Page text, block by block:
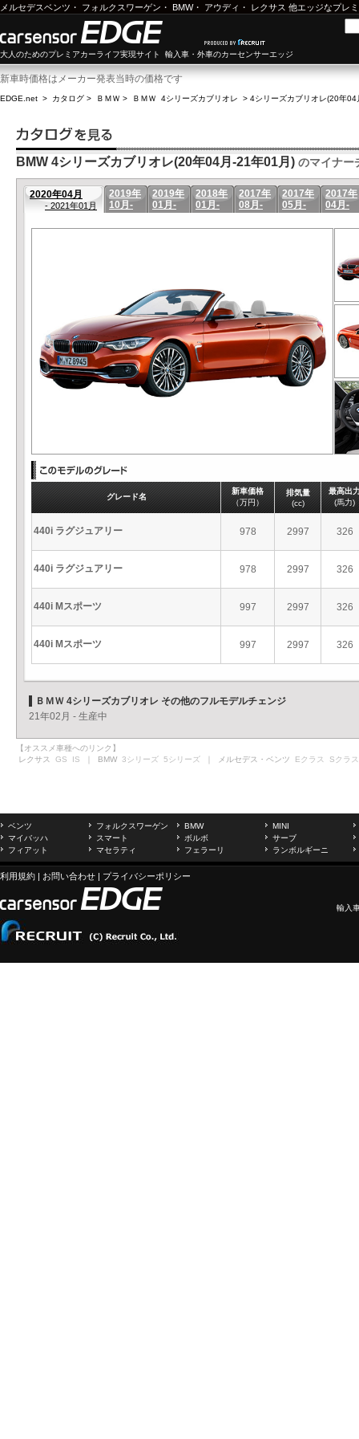
メルセデスベンツ ・ フォルクスワーゲン ・ BMW・ アウディ ・ レクサス 他エッジなプレ
大人のためのプレミアカーライフ実現サイト 輸入車・外車のカーセンサーエッジ
新車時価格はメーカー発表当時の価格です
EDGE.net > カタログ > ＢＭＷ > ＢＭＷ 4シリーズカブリオレ > 4シリーズカブリオレ(20年
BMW 4シリーズカブリオレ(20年04月-21年01月) のマイナー
2020年04月
- 2021年01月
2019年
10月-
2019年
01月-
2018年
01月-
2017年
08月-
2017年
05月-
2017年
04月-
グレード名
新車価格
（万円）
排気量
(cc)
最高出
(馬力)
440i ラグジュアリー 978 2997 326
440i ラグジュアリー 978 2997 326
440i Mスポーツ 997 2997 326
440i Mスポーツ 997 2997 326
ＢＭＷ 4シリーズカブリオレ その他のフルモデルチェンジ
21年02月 - 生産中
【オススメ車種へのリンク】
レクサス GS IS ｜ BMW 3シリーズ 5シリーズ ｜ メルセデス・ベンツ Eクラス Sクラス
ベンツ フォルクスワーゲン BMW
MINI
マイバッハ
スマート ボルボ
サーブ
フィアット
マセラティ フェラーリ ランボルギーニ
利用規約 | お問い合わせ | プライバシーポリシー
輸入